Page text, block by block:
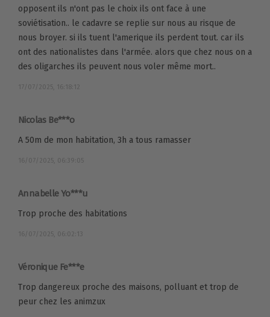
opposent ils n'ont pas le choix ils ont face à une
soviétisation.. le cadavre se replie sur nous au risque de
nous broyer. si ils tuent l'amerique ils perdent tout. car ils
ont des nationalistes dans l'armée. alors que chez nous on a
des oligarches ils peuvent nous voler même mort..
17/07/2025, 16:18:12
Nicolas Be***o
A 50m de mon habitation, 3h a tous ramasser
16/07/2025, 06:39:05
Annabelle Yo***u
Trop proche des habitations
16/07/2025, 06:02:13
Véronique Fe***e
Trop dangereux proche des maisons, polluant et trop de
peur chez les animzux